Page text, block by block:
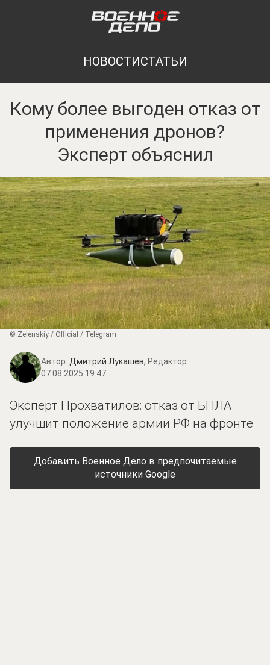
НОВОСТИСТАТЬИ
Кому более выгоден отказ от
применения дронов?
Эксперт объяснил
© Zеlеnskiу / Оfficiаl / Telegram
Автор: Дмитрий Лукашев, Редактор
07.08.2025 19:47
Эксперт Прохватилов: отказ от БПЛА
улучшит положение армии РФ на фронте
Добавить Военное Дело в предпочитаемые
источники Google